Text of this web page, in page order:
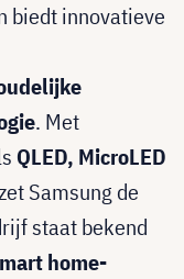
biedt innovatieve
. Met
QLED, MicroLED
Samsung de
staat bekend
home-